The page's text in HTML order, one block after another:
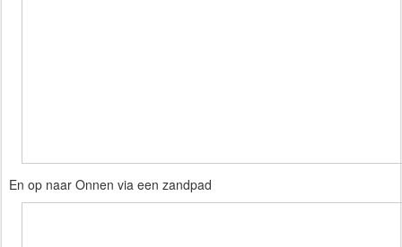
En op naar Onnen via een zandpad